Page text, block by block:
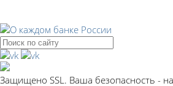
Защищено SSL. Ваша безопасность -